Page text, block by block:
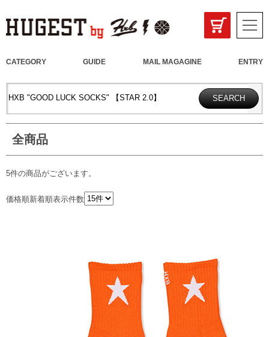
CATEGORY GUIDE MAIL MAGAGINE ENTRY
全商品
5件の商品がございます。
価格順新着順表示件数